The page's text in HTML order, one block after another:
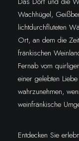
Wachhügel,
lichtdurchfluteten
Ort, an dem die
fränkischen
Fernab vom
einer gelebten
wahrzunehmen,
weinfränkische
Entdecken Sie